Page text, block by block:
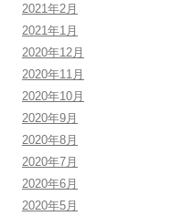
2021年2月
2021年1月
2020年12月
2020年11月
2020年10月
2020年9月
2020年8月
2020年7月
2020年6月
2020年5月